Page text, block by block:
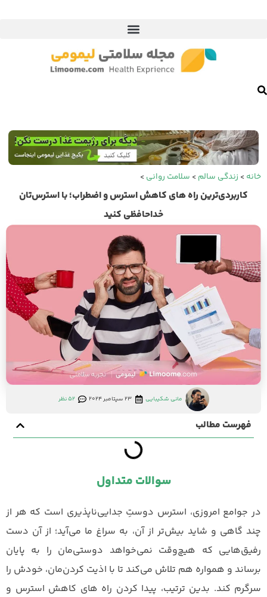
خانه> زندگی سالم> سلامت روانی>
کاربردی‌ترین راه های کاهش استرس و اضطراب؛ با استرس‌تان
خداحافظی کنید
مانی شکیبایی 23 سپتامبر 2024 52 نظر
فهرست مطالب
سوالات متداول
در جوامع امروزی، استرس دوستِ جدایی‌ناپذیری است که هر از
چند گاهی و شاید بیش‌تر از آن، به سراغ ما می‌آید؛ از آن دست
رفیق‌هایی که هیچ‌وقت نمی‌خواهد دوستی‌مان را به پایان
برساند و همواره هم تلاش می‌کند تا با اذیت کردن‌مان، خودش را
سرگرم کند. بدین ترتیب، پیدا کردن راه های کاهش استرس و